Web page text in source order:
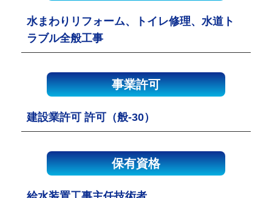
水まわりリフォーム、トイレ修理、水道ト
ラブル全般工事
事業許可
建設業許可 許可（般-30）
保有資格